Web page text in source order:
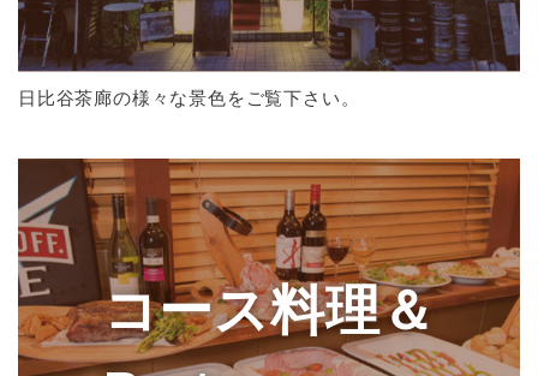
日比谷茶廊の様々な景色をご覧下さい。
コース料理＆